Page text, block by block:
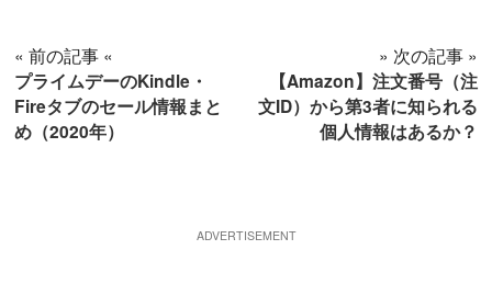
« 前の記事 «
プライムデーのKindle・
Fireタブのセール情報まと
め（2020年）
» 次の記事 »
【Amazon】注文番号（注
文ID）から第3者に知られる
個人情報はあるか？